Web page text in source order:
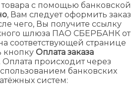
с помощью банковской
, Вам следует оформить заказ
чего, Вы получите ссылку
шлюза ПАО СБЕРБАНК от
соответствующей странице
кнопку Оплата заказа
. Оплата происходит через
банковских
систем: